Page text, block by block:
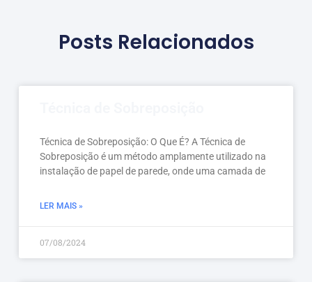
Posts Relacionados
Técnica de Sobreposição: O Que É? A Técnica de
Sobreposição é um método amplamente utilizado na
instalação de papel de parede, onde uma camada de
LER MAIS »
07/08/2024